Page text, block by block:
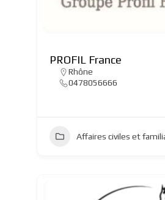
PROFIL France
Rhône
0478056666
Affaires civiles et